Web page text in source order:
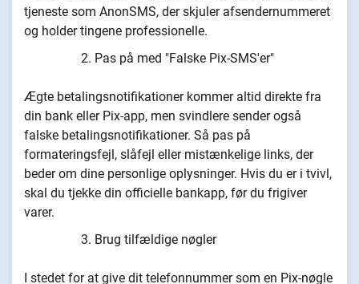
tjeneste som AnonSMS, der skjuler afsendernummeret
og holder tingene professionelle.
Pas på med "Falske Pix-SMS'er"
Ægte betalingsnotifikationer kommer altid direkte fra
din bank eller Pix-app, men svindlere sender også
falske betalingsnotifikationer. Så pas på
formateringsfejl, slåfejl eller mistænkelige links, der
beder om dine personlige oplysninger. Hvis du er i tvivl,
skal du tjekke din officielle bankapp, før du frigiver
varer.
Brug tilfældige nøgler
I stedet for at give dit telefonnummer som en Pix-nøgle